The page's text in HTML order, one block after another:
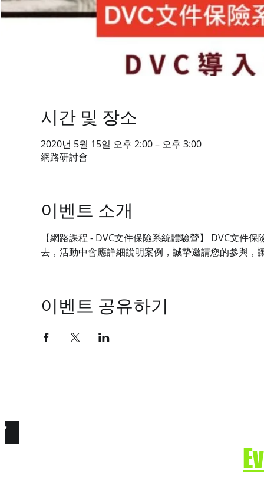
시간 및 장소
2020년 5월 15일 오후 2:00 – 오후 3:00
網路研討會
이벤트 소개
【網路課程 - DVC文件保險系統體驗營】 DVC文件
去，活動中會應詳細說明案例，誠摯邀請您的參與，
이벤트 공유하기
限公司